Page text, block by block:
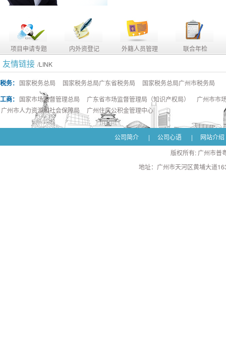
项目申请专题 内外资登记 外籍人员管理 联合年检
友情链接 /LINK
税务： 国家税务总局 国家税务总局广东省税务局 国家税务总局广州市税务局
工商： 国家市场监督管理总局 广东省市场监督管理局（知识产权局）
广州市市
广州市人力资源和社会保障局
广州住房公积金管理中心
公司简介 | 公司心语 |
网站介绍
版权所有: 广州市普
地址：广州市天河区黄埔大道